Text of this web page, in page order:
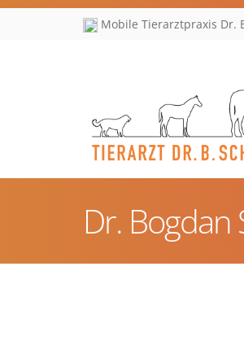
Mobile Tierarztpraxis Dr.
Dr.